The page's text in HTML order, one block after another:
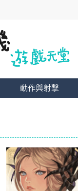
動作與射擊